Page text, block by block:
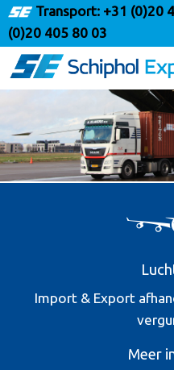
Transport: +31 (0)20
(0)20 405 80 03
Import & Export
Meer